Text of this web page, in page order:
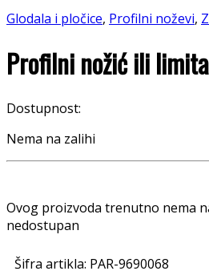
Glodala i pločice, Profilni noževi,
Profilni nožić ili
Dostupnost:
Nema na zalihi
Ovog proizvoda trenutno nema
nedostupan
Šifra artikla: PAR-9690068